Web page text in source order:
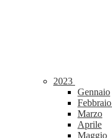
2023
Gennaio
Febbraio
Marzo
Aprile
Maggio